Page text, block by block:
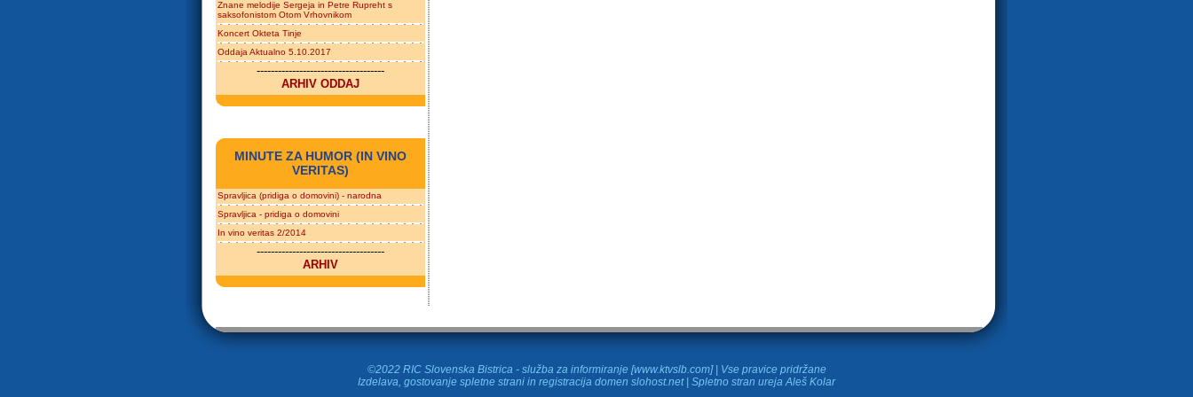
Znane melodije Sergeja in Petre Rupreht s
saksofonistom Otom Vrhovnikom
Koncert Okteta Tinje
Oddaja Aktualno 5.10.2017
------------------------------------
ARHIV ODDAJ
MINUTE ZA HUMOR (IN VINO
VERITAS)
Spravljica (pridiga o domovini) - narodna
Spravljica - pridiga o domovini
In vino veritas 2/2014
------------------------------------
ARHIV
©2022 RIC Slovenska Bistrica - služba za informiranje [www.ktvslb.com] | Vse pravice pridržane
Izdelava, gostovanje spletne strani in registracija domen slohost.net | Spletno stran ureja Aleš Kolar